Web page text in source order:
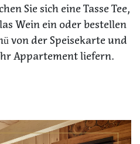
Sie sich eine Tasse Tee,
Wein ein oder bestellen
von der Speisekarte und
Appartement liefern.